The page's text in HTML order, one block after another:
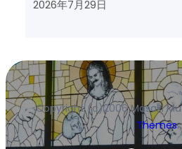
2026年7月29日
Copyright (c)2006 Masaki
Themes.